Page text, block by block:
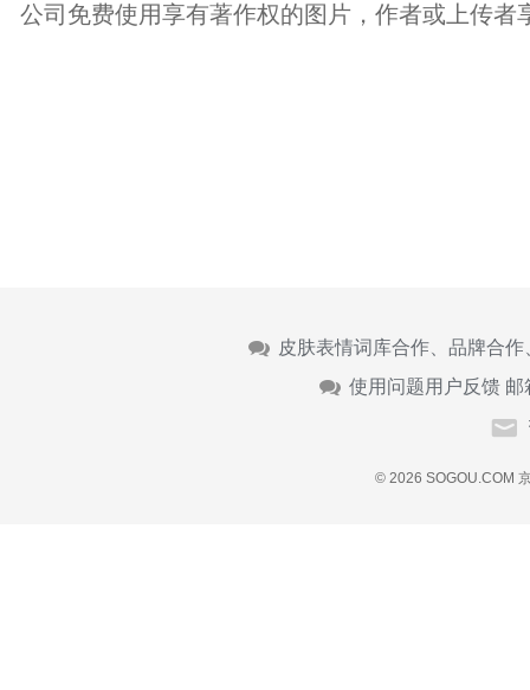
公司免费使用享有著作权的图片，作者或上传者
皮肤表情词库合作、品牌合
使用问题用户反馈 邮
© 2026 SOGOU.COM